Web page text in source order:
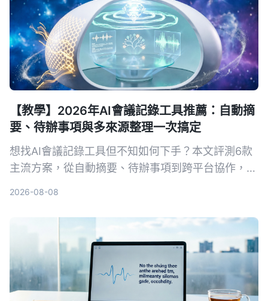
【教學】2026年AI會議記錄工具推薦：自動摘
要、待辦事項與多來源整理一次搞定
想找AI會議記錄工具但不知如何下手？本文評測6款
主流方案，從自動摘要、待辦事項到跨平台協作，教
2026-08-08